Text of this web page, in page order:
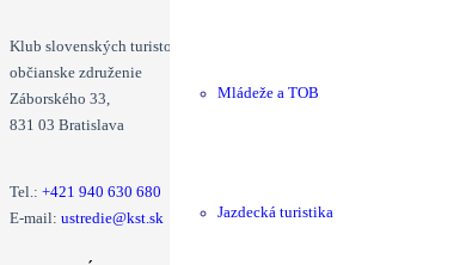
Mládeže a TOB
Jazdecká turistika
Klub slovenských turistov
občianske združenie
Záborského 33,
831 03 Bratislava
Tel.: +421 940 630 680
E-mail: ustredie@kst.sk